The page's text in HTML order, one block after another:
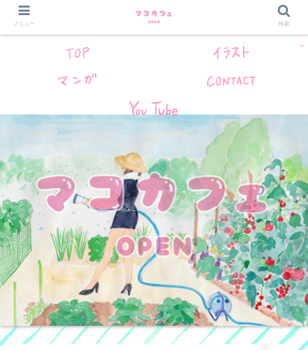
メニュー 検索